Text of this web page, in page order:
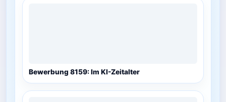
Bewerbung 8159: Im KI-Zeitalter